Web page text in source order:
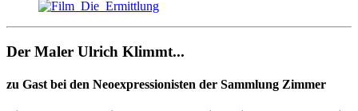
Der Maler Ulrich Klimmt...
zu Gast bei den Neoexpressionisten der Sammlung Zimmer